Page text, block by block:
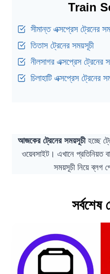
Train
সীমান্ত এক্সপ্রেস ট্রেনের
তিতাস ট্রেনের সময়সূচী
নীলসাগর এক্সপ্রেস ট্রেনের
চিলাহাটি এক্সপ্রেস ট্রেনের
আজকের ট্রেনের সময়সূচী হচ্ছে
ওয়েবসাইট। এখানে প্রতিনিয়ত
সময়সূচী নিয়ে ব্লগ
সর্বশেষ